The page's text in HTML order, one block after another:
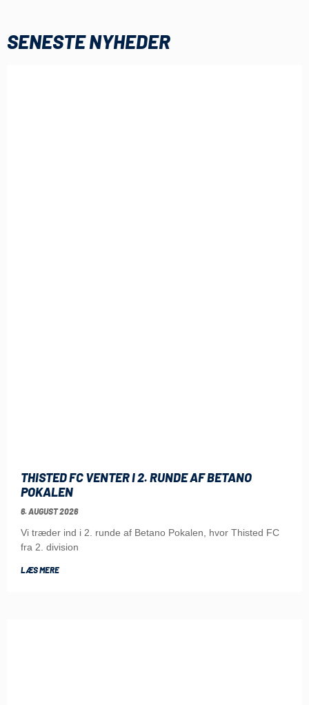
SENESTE NYHEDER
THISTED FC VENTER I 2. RUNDE AF BETANO
POKALEN
6. AUGUST 2026
Vi træder ind i 2. runde af Betano Pokalen, hvor Thisted FC
fra 2. division
LÆS MERE